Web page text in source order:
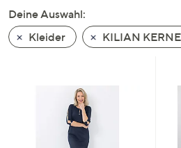
nach
unten
oder
Deine Auswahl:
Kleider
KILIAN